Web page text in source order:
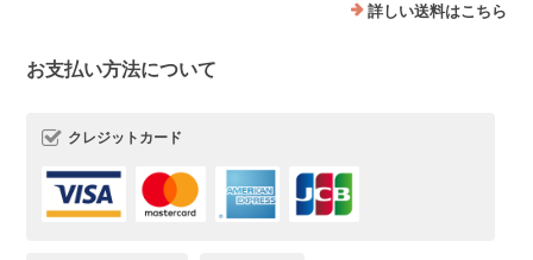
詳しい送料はこちら
お支払い方法について
クレジットカード